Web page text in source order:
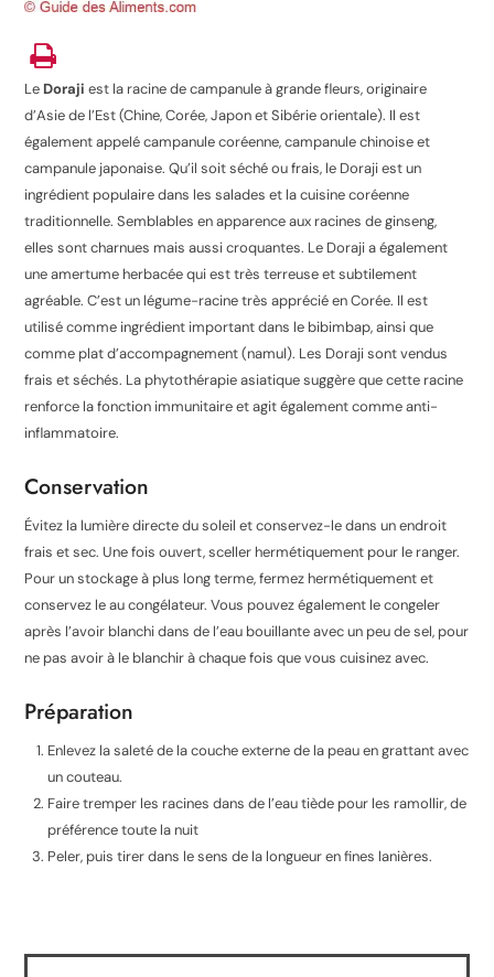
Le Doraji est la racine de campanule à grande fleurs, originaire
d’Asie de l’Est (Chine, Corée, Japon et Sibérie orientale). Il est
également appelé campanule coréenne, campanule chinoise et
campanule japonaise. Qu’il soit séché ou frais, le Doraji est un
ingrédient populaire dans les salades et la cuisine coréenne
traditionnelle. Semblables en apparence aux racines de ginseng,
elles sont charnues mais aussi croquantes. Le Doraji a également
une amertume herbacée qui est très terreuse et subtilement
agréable. C’est un légume-racine très apprécié en Corée. Il est
utilisé comme ingrédient important dans le bibimbap, ainsi que
comme plat d’accompagnement (namul). Les Doraji sont vendus
frais et séchés. La phytothérapie asiatique suggère que cette racine
renforce la fonction immunitaire et agit également comme anti-
inflammatoire.
Conservation
Évitez la lumière directe du soleil et conservez-le dans un endroit
frais et sec. Une fois ouvert, sceller hermétiquement pour le ranger.
Pour un stockage à plus long terme, fermez hermétiquement et
conservez le au congélateur. Vous pouvez également le congeler
après l’avoir blanchi dans de l’eau bouillante avec un peu de sel, pour
ne pas avoir à le blanchir à chaque fois que vous cuisinez avec.
Préparation
Enlevez la saleté de la couche externe de la peau en grattant avec
un couteau.
Faire tremper les racines dans de l’eau tiède pour les ramollir, de
préférence toute la nuit
Peler, puis tirer dans le sens de la longueur en fines lanières.